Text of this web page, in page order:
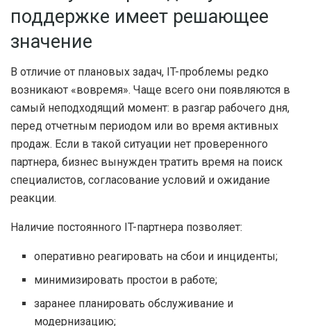
поддержке имеет решающее
значение
В отличие от плановых задач, IT-проблемы редко
возникают «вовремя». Чаще всего они появляются в
самый неподходящий момент: в разгар рабочего дня,
перед отчетным периодом или во время активных
продаж. Если в такой ситуации нет проверенного
партнера, бизнес вынужден тратить время на поиск
специалистов, согласование условий и ожидание
реакции.
Наличие постоянного IT-партнера позволяет:
оперативно реагировать на сбои и инциденты;
минимизировать простои в работе;
заранее планировать обслуживание и
модернизацию;